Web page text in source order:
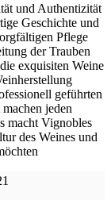
und Authentizität
Geschichte und
Pflege
der Trauben
exquisiten Weine
geführten
jeden
macht Vignobles
des Weines und